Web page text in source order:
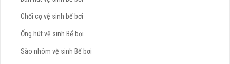
Chổi cọ vệ sinh bể bơi
Ống hút vệ sinh Bể bơi
Sào nhôm vệ sinh Bể bơi